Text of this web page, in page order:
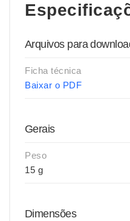
Arquivos para
Ficha técnica
Baixar o PDF
Gerais
Peso
15 g
Dimensões